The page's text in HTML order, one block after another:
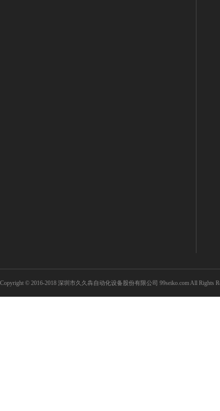
Copyright © 2016-2018 深圳市久久犇自动化设备股份有限公司 99seiko.com All Rights